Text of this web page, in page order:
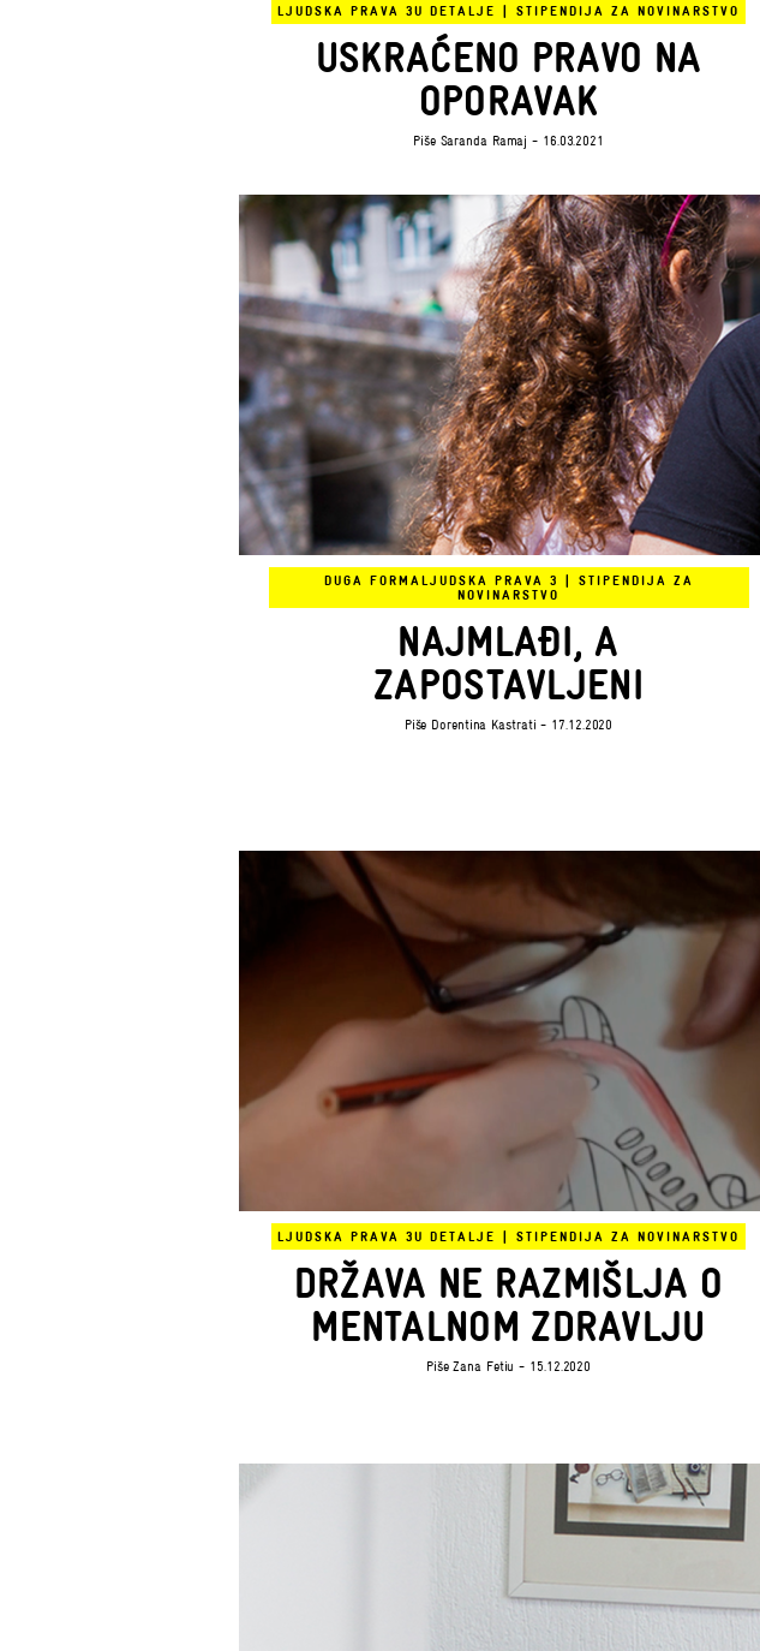
LJUDSKA PRAVA 3U DETALJE | STIPENDIJA ZA NOVINARSTVO
USKRAĆENO PRAVO NA
OPORAVAK
Piše Saranda Ramaj - 16.03.2021
DUGA FORMALJUDSKA PRAVA 3 | STIPENDIJA ZA
NOVINARSTVO
NAJMLAĐI, A
ZAPOSTAVLJENI
Piše Dorentina Kastrati - 17.12.2020
LJUDSKA PRAVA 3U DETALJE | STIPENDIJA ZA NOVINARSTVO
DRŽAVA NE RAZMIŠLJA O
MENTALNOM ZDRAVLJU
PišeZana Fetiu - 15.12.2020